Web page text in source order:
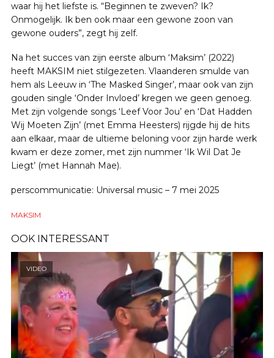
waar hij het liefste is. “Beginnen te zweven? Ik?
Onmogelijk. Ik ben ook maar een gewone zoon van
gewone ouders”, zegt hij zelf.
Na het succes van zijn eerste album ‘Maksim’ (2022)
heeft MAKSIM niet stilgezeten. Vlaanderen smulde van
hem als Leeuw in ‘The Masked Singer’, maar ook van zijn
gouden single ‘Onder Invloed’ kregen we geen genoeg.
Met zijn volgende songs ‘Leef Voor Jou’ en ‘Dat Hadden
Wij Moeten Zijn’ (met Emma Heesters) rijgde hij de hits
aan elkaar, maar de ultieme beloning voor zijn harde werk
kwam er deze zomer, met zijn nummer ‘Ik Wil Dat Je
Liegt’ (met Hannah Mae).
perscommunicatie: Universal music – 7 mei 2025
MAKSIM
OOK INTERESSANT
VIDEO